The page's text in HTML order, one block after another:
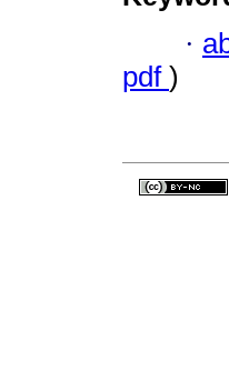
·
pdf )